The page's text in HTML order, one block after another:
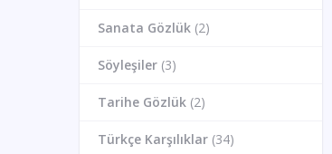
Sanata Gözlük (2)
Söyleşiler (3)
Tarihe Gözlük (2)
Türkçe Karşılıklar (34)